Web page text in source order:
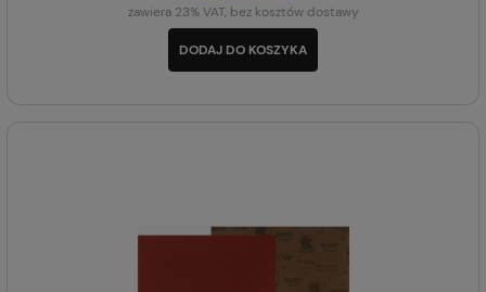
zawiera 23% VAT, bez kosztów dostawy
DODAJ DO KOSZYKA